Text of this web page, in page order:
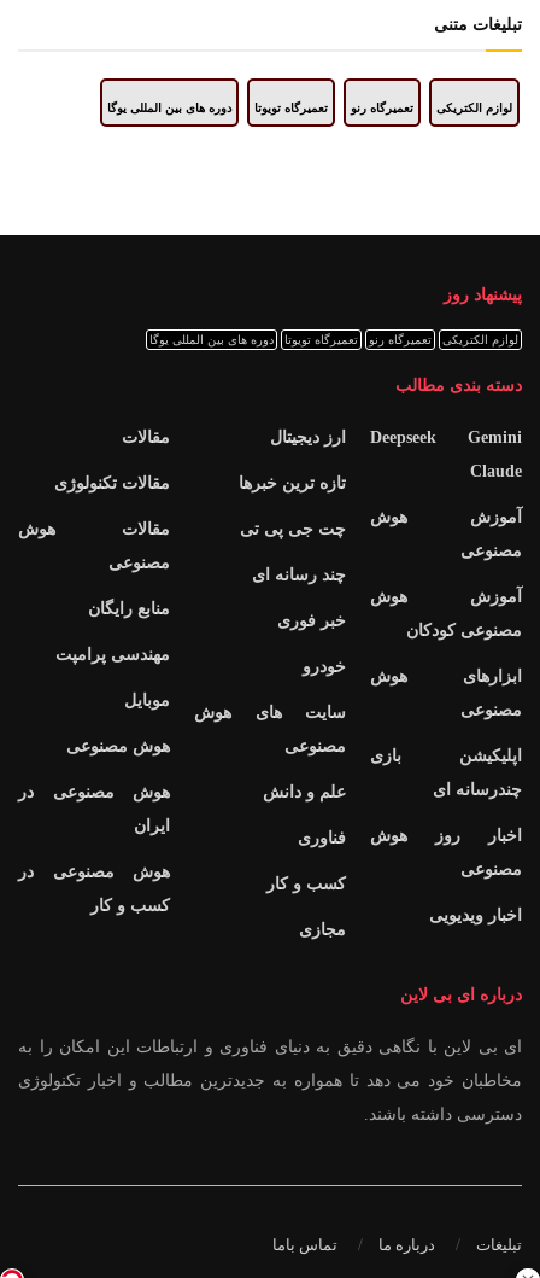
تبلیغات متنی
لوازم الکتریکی تعمیرگاه رنو تعمیرگاه تویوتا دوره های بین المللی یوگا
پیشنهاد روز
لوازم الکتریکی تعمیرگاه رنو تعمیرگاه تویوتا دوره های بین المللی یوگا
دسته بندی مطالب
Deepseek Gemini
Claude
آموزش هوش
مصنوعی
آموزش هوش
مصنوعی کودکان
ابزارهای هوش
مصنوعی
اپلیکیشن بازی
چندرسانه ای
اخبار روز هوش
مصنوعی
اخبار ویدیویی
ارز دیجیتال
تازه ترین خبرها
چت جی پی تی
چند رسانه ای
خبر فوری
خودرو
سایت های هوش
مصنوعی
علم و دانش
فناوری
کسب و کار
مجازی
مقالات
مقالات تکنولوژی
مقالات هوش
مصنوعی
منابع رایگان
مهندسی پرامپت
موبایل
هوش مصنوعی
هوش مصنوعی در
ایران
هوش مصنوعی در
کسب و کار
درباره ای بی لاین
ای بی لاین با نگاهی دقیق به دنیای فناوری و ارتباطات این امکان را به
مخاطبان خود می دهد تا همواره به جدیدترین مطالب و اخبار تکنولوژی
دسترسی داشته باشند.
تبلیغات درباره ما تماس باما